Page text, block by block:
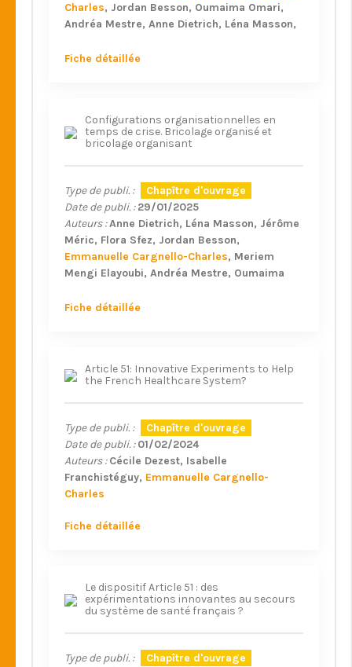
Charles Jordan Besson Oumaima Omari
Andréa Mestre Anne Dietrich Léna Masson
Fiche détaillée
Configurations organisationnelles en
temps de crise. Bricolage organisé et
bricolage organisant
Type de publi. :
Chapître d'ouvrage
Date de publi. : 29/01/2025
Auteurs :Anne Dietrich Léna Masson Jérôme
Méric Flora Sfez Jordan Besson
Emmanuelle Cargnello-Charles Meriem
Mengi Elayoubi Andréa Mestre Oumaima
Fiche détaillée
Article 51: Innovative Experiments to Help
the French Healthcare System?
Type de publi. :
Chapître d'ouvrage
Date de publi. : 01/02/2024
Auteurs : Cécile Dezest Isabelle
Franchistéguy Emmanuelle Cargnello-
Charles
Fiche détaillée
Le dispositif Article 51 : des
expérimentations innovantes au secours
du système de santé français ?
Type de publi. :
Chapître d'ouvrage